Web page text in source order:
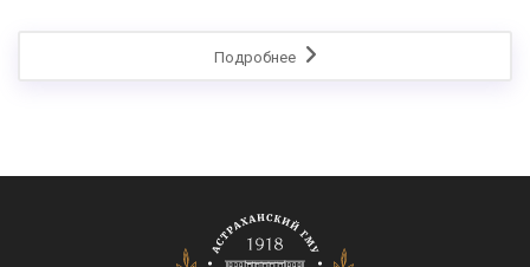
Подробнее